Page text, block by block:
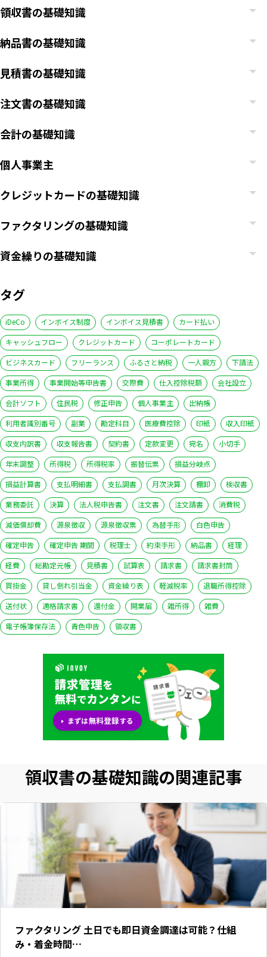
領収書の基礎知識
納品書の基礎知識
見積書の基礎知識
注文書の基礎知識
会計の基礎知識
個人事業主
クレジットカードの基礎知識
ファクタリングの基礎知識
資金繰りの基礎知識
タグ
iDeCo インボイス制度 インボイス見積書
カード払い
キャッシュフロー
クレジットカード
コーポレートカード
ビジネスカード
フリーランス ふるさと納税 一人親方
下請法
事業所得
事業開始等申告書 交際費 仕入控除税額
会社設立
会計ソフト
住民税 修正申告 個人事業主
出納帳
利用者識別番号
副業 勘定科目 医療費控除 印紙
収入印紙
収支内訳書
収支報告書 契約書 定款変更 宛名
小切手
年末調整
所得税 所得税率 振替伝票
損益分岐点
損益計算書
支払明細書 支払調書 月次決算 棚卸
検収書
業務委託
決算 法人税申告書 注文書 注文請書
消費税
減価償却費
源泉徴収 源泉徴収票 為替手形
白色申告
確定申告
確定申告 期間 税理士 約束手形 納品書
経理
経費
総勘定元帳 見積書 試算表 請求書
請求書封筒
買掛金
貸し倒れ引当金 資金繰り表 軽減税率
退職所得控除
送付状
適格請求書 還付金 開業届 雑所得
雑費
電子帳簿保存法
青色申告 領収書
領収書の基礎知識の関連記事
ファクタリング 土日でも即日資金調達は可能？仕組
み・着金時間…